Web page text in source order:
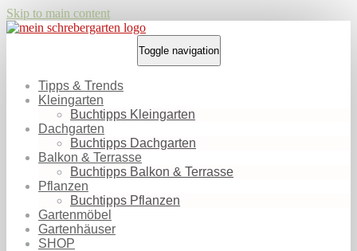
Skip to main content
Toggle navigation
Tipps & Trends
Kleingarten
Buchtipps Kleingarten
Dachgarten
Buchtipps Dachgarten
Balkon & Terrasse
Buchtipps Balkon & Terrasse
Pflanzen
Buchtipps Pflanzen
Gartenmöbel
Gartenhäuser
SHOP